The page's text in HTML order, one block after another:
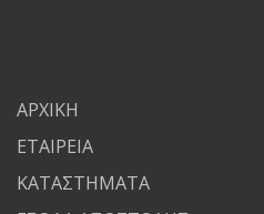
ΑΡΧΙΚΗ
ΕΤΑΙΡΕΙΑ
ΚΑΤΑΣΤΗΜΑΤΑ